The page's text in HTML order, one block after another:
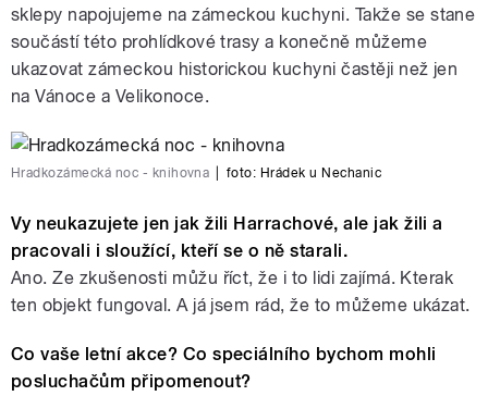
sklepy napojujeme na zámeckou kuchyni. Takže se stane
součástí této prohlídkové trasy a konečně můžeme
ukazovat zámeckou historickou kuchyni častěji než jen
na Vánoce a Velikonoce.
Hradkozámecká noc - knihovna foto: Hrádek u Nechanic
Vy neukazujete jen jak žili Harrachové, ale jak žili a
pracovali i sloužící, kteří se o ně starali.
Ano. Ze zkušenosti můžu říct, že i to lidi zajímá. Kterak
ten objekt fungoval. A já jsem rád, že to můžeme ukázat.
Co vaše letní akce? Co speciálního bychom mohli
posluchačům připomenout?